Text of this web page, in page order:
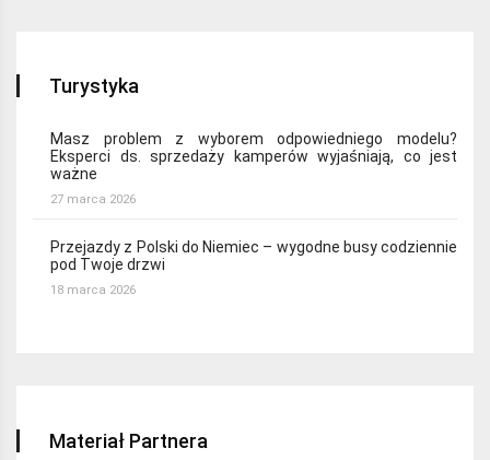
Turystyka
Masz problem z wyborem odpowiedniego modelu?
Eksperci ds. sprzedaży kamperów wyjaśniają, co jest
ważne
27 marca 2026
Przejazdy z Polski do Niemiec – wygodne busy codziennie
pod Twoje drzwi
18 marca 2026
Materiał Partnera